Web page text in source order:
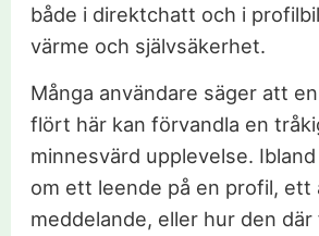
både i direktchatt och i
värme och självsäkerhet.
Många användare säger att
flört här kan förvandla en
minnesvärd upplevelse.
om ett leende på en profil, ett
meddelande, eller hur den